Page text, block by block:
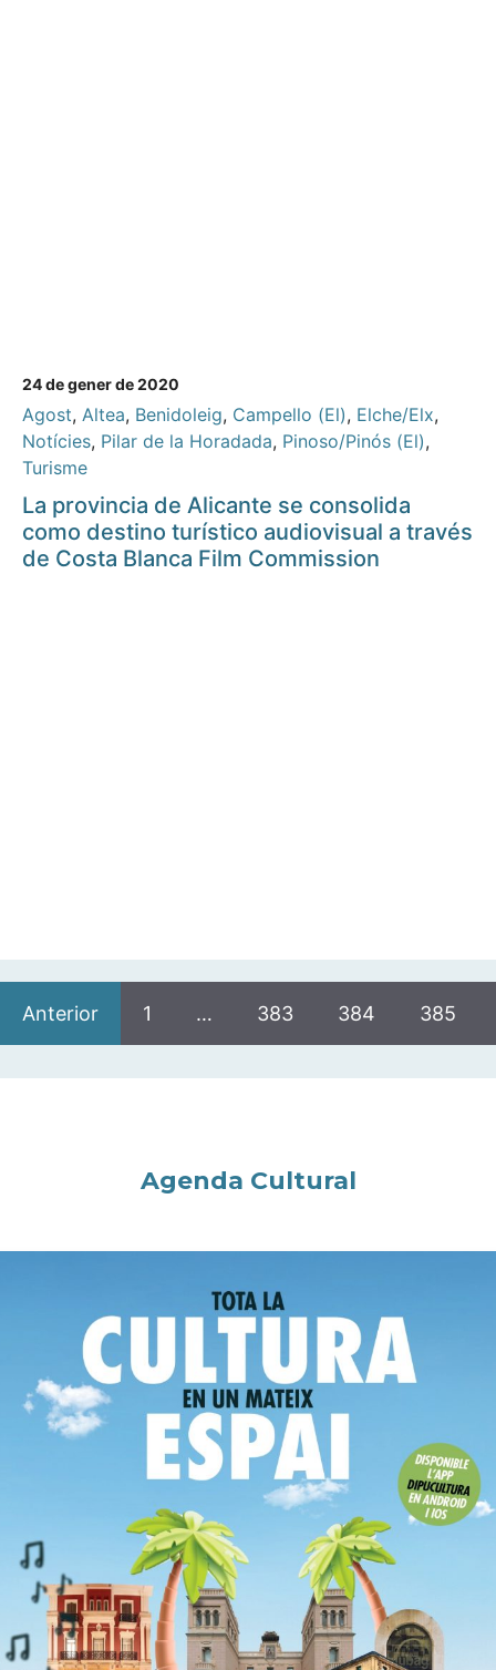
24 de gener de 2020
Agost, Altea, Benidoleig, Campello (El), Elche/Elx,
Notícies, Pilar de la Horadada, Pinoso/Pinós (El),
Turisme
La provincia de Alicante se consolida
como destino turístico audiovisual a través
de Costa Blanca Film Commission
Anterior 1 … 383 384 385
Agenda Cultural